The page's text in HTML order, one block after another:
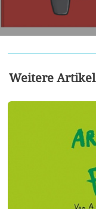
Weitere